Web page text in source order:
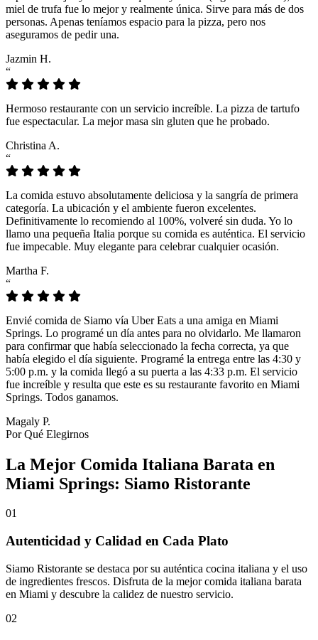
miel de trufa fue lo mejor y realmente única. Sirve para más de dos
personas. Apenas teníamos espacio para la pizza, pero nos
aseguramos de pedir una.
Jazmin H.
“
Hermoso restaurante con un servicio increíble. La pizza de tartufo
fue espectacular. La mejor masa sin gluten que he probado.
Christina A.
“
La comida estuvo absolutamente deliciosa y la sangría de primera
categoría. La ubicación y el ambiente fueron excelentes.
Definitivamente lo recomiendo al 100%, volveré sin duda. Yo lo
llamo una pequeña Italia porque su comida es auténtica. El servicio
fue impecable. Muy elegante para celebrar cualquier ocasión.
Martha F.
“
Envié comida de Siamo vía Uber Eats a una amiga en Miami
Springs. Lo programé un día antes para no olvidarlo. Me llamaron
para confirmar que había seleccionado la fecha correcta, ya que
había elegido el día siguiente. Programé la entrega entre las 4:30 y
5:00 p.m. y la comida llegó a su puerta a las 4:33 p.m. El servicio
fue increíble y resulta que este es su restaurante favorito en Miami
Springs. Todos ganamos.
Magaly P.
Por Qué Elegirnos
La Mejor Comida Italiana Barata en
Miami Springs: Siamo Ristorante
01
Autenticidad y Calidad en Cada Plato
Siamo Ristorante se destaca por su auténtica cocina italiana y el uso
de ingredientes frescos. Disfruta de la mejor comida italiana barata
en Miami y descubre la calidez de nuestro servicio.
02